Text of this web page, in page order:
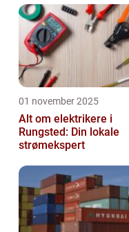
01 november 2025
Alt om elektrikere i
Rungsted: Din lokale
strømekspert